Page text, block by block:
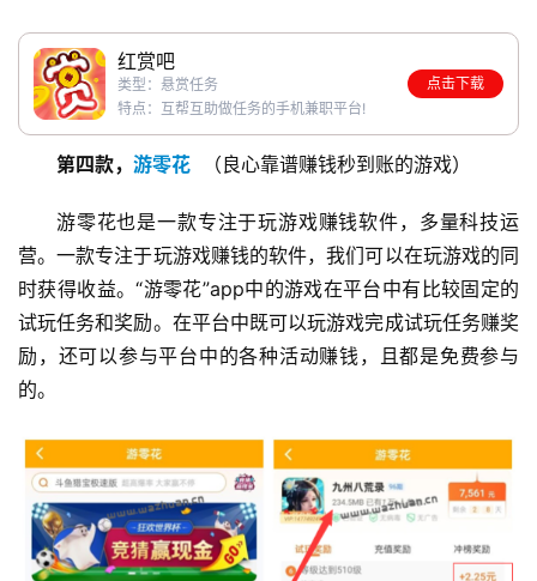
页
挖
手
赚
A
P
登录 注册
红赏吧
类型：悬赏任务
特点：互帮互助做任务的手机兼职平台!
点击下载
第四款， 游零花
  （良心靠谱赚钱秒到账的游戏）
游零花也是一款专注于玩游戏赚钱软件，多量科技运
营。一款专注于玩游戏赚钱的软件，我们可以在玩游戏的同
时获得收益。“游零花”app中的游戏在平台中有比较固定的
试玩任务和奖励。在平台中既可以玩游戏完成试玩任务赚奖
励，还可以参与平台中的各种活动赚钱，且都是免费参与
的。